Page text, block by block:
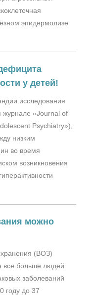
эпидермолизе
у детей!
исследования
журнале «Journal of
Psychiatry»),
низким
во время
возникновения
можно
(ВОЗ)
все больше людей
заболеваний
году до 37